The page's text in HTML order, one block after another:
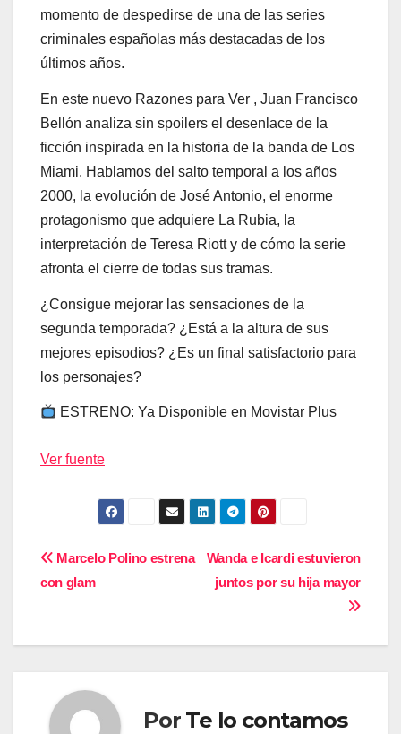
momento de despedirse de una de las series
criminales españolas más destacadas de los
últimos años.
En este nuevo Razones para Ver , Juan Francisco
Bellón analiza sin spoilers el desenlace de la
ficción inspirada en la historia de la banda de Los
Miami. Hablamos del salto temporal a los años
2000, la evolución de José Antonio, el enorme
protagonismo que adquiere La Rubia, la
interpretación de Teresa Riott y de cómo la serie
afronta el cierre de todas sus tramas.
¿Consigue mejorar las sensaciones de la
segunda temporada? ¿Está a la altura de sus
mejores episodios? ¿Es un final satisfactorio para
los personajes?
ESTRENO: Ya Disponible en Movistar Plus
Ver fuente
Navegación
de
entradas
Wanda e Icardi estuvieron
juntos por su hija mayor
Marcelo Polino estrena
con glam
Por Te lo contamos